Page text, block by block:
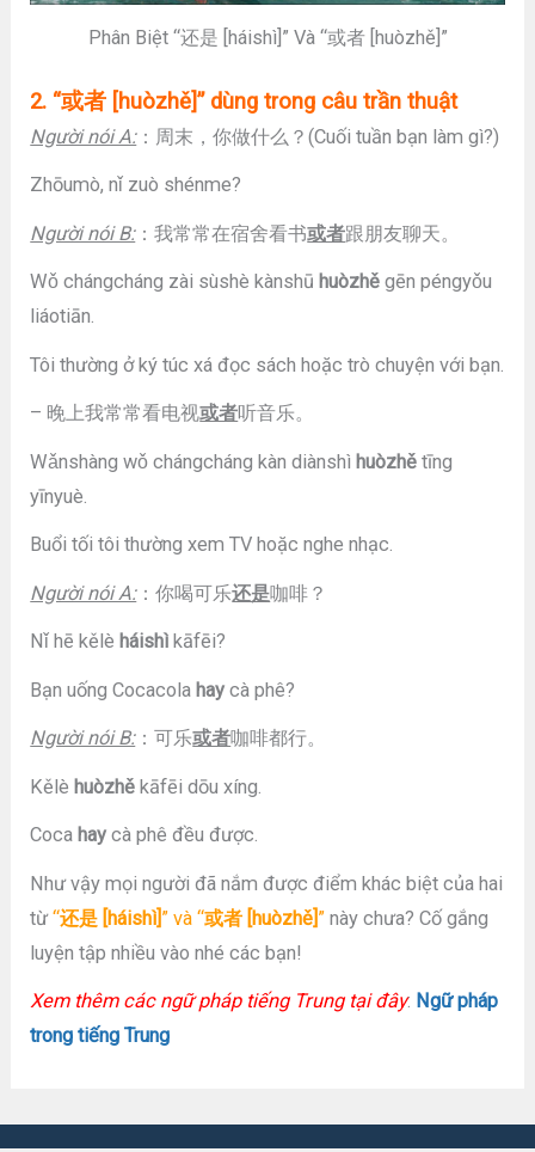
Phân Biệt “还是 [háishì]” Và “或者 [huòzhě]”
2. “或者 [huòzhě]” dùng trong câu trần thuật
Người nói A:：周末，你做什么？(Cuối tuần bạn làm gì?)
Zhōumò, nǐ zuò shénme?
Người nói B:：我常常在宿舍看书或者跟朋友聊天。
Wǒ chángcháng zài sùshè kànshū huòzhě gēn péngyǒu
liáotiān.
Tôi thường ở ký túc xá đọc sách hoặc trò chuyện với bạn.
– 晚上我常常看电视或者听音乐。
Wǎnshàng wǒ chángcháng kàn diànshì huòzhě tīng
yīnyuè.
Buổi tối tôi thường xem TV hoặc nghe nhạc.
Người nói A:：你喝可乐还是咖啡？
Nǐ hē kělè háishì kāfēi?
Bạn uống Cocacola hay cà phê?
Người nói B:：可乐或者咖啡都行。
Kělè huòzhě kāfēi dōu xíng.
Coca hay cà phê đều được.
Như vậy mọi người đã nắm được điểm khác biệt của hai
từ“还是 [háishì]” và “或者 [huòzhě]”này chưa? Cố gắng
luyện tập nhiều vào nhé các bạn!
Xem thêm các ngữ pháp tiếng Trung tại đây: Ngữ pháp
trong tiếng Trung